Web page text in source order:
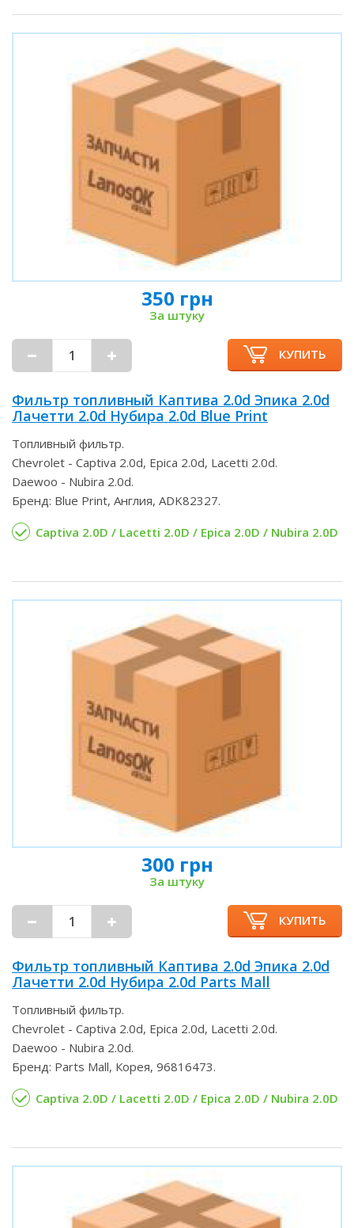
350 грн
За штуку
КУПИТЬ
Фильтр топливный Каптива 2.0d Эпика 2.0d
Лачетти 2.0d Нубира 2.0d Blue Print
Топливный фильтр.
Chevrolet - Captiva 2.0d, Epica 2.0d, Lacetti 2.0d.
Daewoo - Nubira 2.0d.
Бренд: Blue Print, Англия, ADK82327.
Captiva 2.0D / Lacetti 2.0D / Epica 2.0D / Nubira 2.0D
300 грн
За штуку
КУПИТЬ
Фильтр топливный Каптива 2.0d Эпика 2.0d
Лачетти 2.0d Нубира 2.0d Parts Mall
Топливный фильтр.
Chevrolet - Captiva 2.0d, Epica 2.0d, Lacetti 2.0d.
Daewoo - Nubira 2.0d.
Бренд: Parts Mall, Корея, 96816473.
Captiva 2.0D / Lacetti 2.0D / Epica 2.0D / Nubira 2.0D